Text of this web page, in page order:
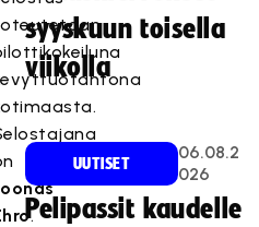
.
syyskuun toisella
viikolla
UUTISET
06.08.2
026
Pelipassit kaudelle